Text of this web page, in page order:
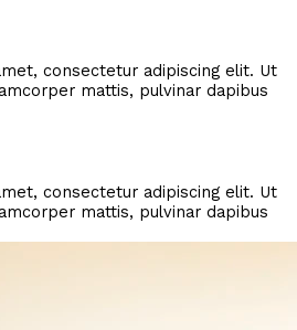
consectetur adipiscing elit. Ut
mattis, pulvinar dapibus
consectetur adipiscing elit. Ut
mattis, pulvinar dapibus